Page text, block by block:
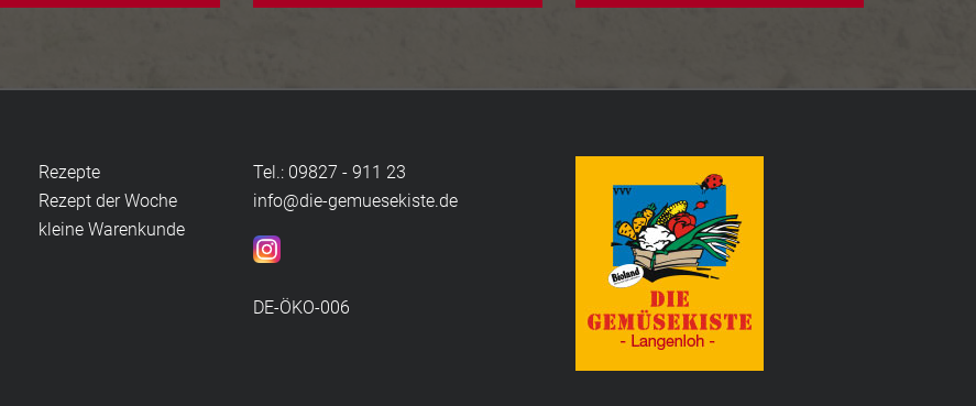
Rezepte
Rezept der Woche
kleine Warenkunde
Tel.: 09827 - 911 23
info@die-gemuesekiste.de
DE-ÖKO-006